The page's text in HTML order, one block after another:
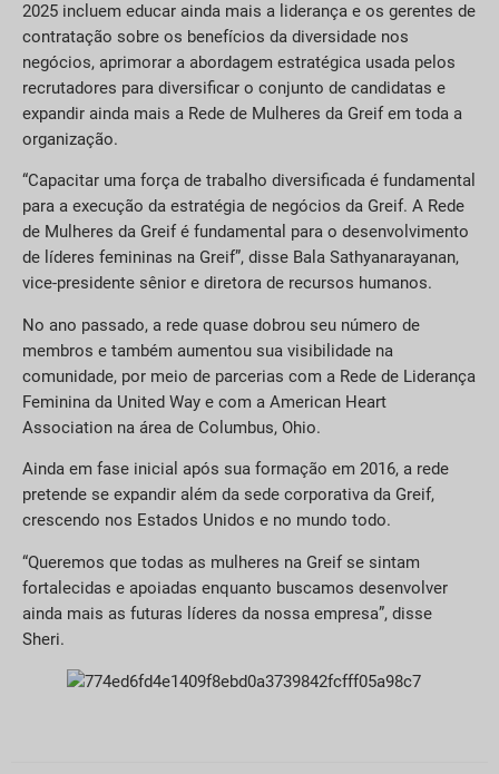
2025 incluem educar ainda mais a liderança e os gerentes de
contratação sobre os benefícios da diversidade nos
negócios, aprimorar a abordagem estratégica usada pelos
recrutadores para diversificar o conjunto de candidatas e
expandir ainda mais a Rede de Mulheres da Greif em toda a
organização.
“Capacitar uma força de trabalho diversificada é fundamental
para a execução da estratégia de negócios da Greif. A Rede
de Mulheres da Greif é fundamental para o desenvolvimento
de líderes femininas na Greif”, disse Bala Sathyanarayanan,
vice-presidente sênior e diretora de recursos humanos.
No ano passado, a rede quase dobrou seu número de
membros e também aumentou sua visibilidade na
comunidade, por meio de parcerias com a Rede de Liderança
Feminina da United Way e com a American Heart
Association na área de Columbus, Ohio.
Ainda em fase inicial após sua formação em 2016, a rede
pretende se expandir além da sede corporativa da Greif,
crescendo nos Estados Unidos e no mundo todo.
“Queremos que todas as mulheres na Greif se sintam
fortalecidas e apoiadas enquanto buscamos desenvolver
ainda mais as futuras líderes da nossa empresa”, disse
Sheri.